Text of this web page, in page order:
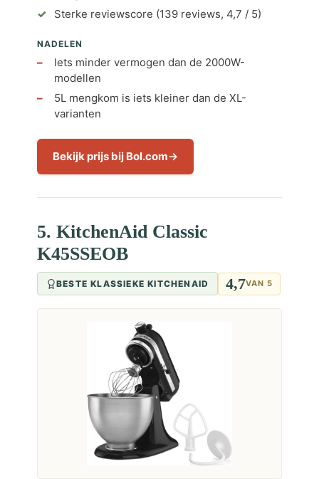
Sterke reviewscore (139 reviews, 4,7 / 5)
NADELEN
Iets minder vermogen dan de 2000W-
modellen
5L mengkom is iets kleiner dan de XL-
varianten
Bekijk prijs bij Bol.com
5. KitchenAid Classic
K45SSEOB
BESTE KLASSIEKE KITCHENAID 4,7VAN 5